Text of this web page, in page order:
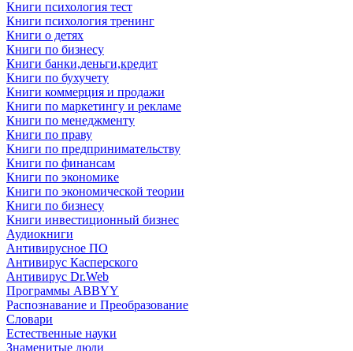
Книги психология тест
Книги психология тренинг
Книги о детях
Книги по бизнесу
Книги банки,деньги,кредит
Книги по бухучету
Книги коммерция и продажи
Книги по маркетингу и рекламе
Книги по менеджменту
Книги по праву
Книги по предпринимательству
Книги по финансам
Книги по экономике
Книги по экономической теории
Книги по бизнесу
Книги инвестиционный бизнес
Аудиокниги
Антивирусное ПО
Антивирус Касперского
Антивирус Dr.Web
Программы ABBYY
Распознавание и Преобразование
Словари
Естественные науки
Знаменитые люди